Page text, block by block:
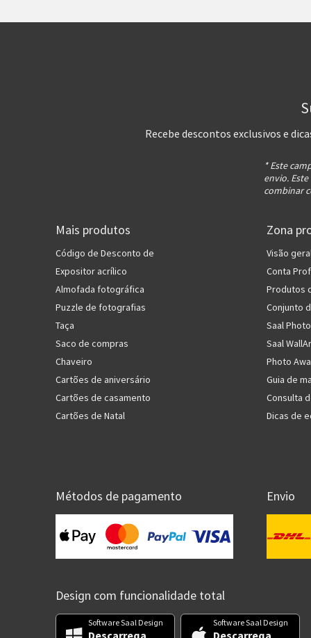
Recebe descontos exclusivos e
* Este
envio.
combinar
Mais produtos
Código de Desconto de
Expositor acrílico
Almofada fotográfica
Puzzle de fotografias
Taça
Saco de compras
Chaveiro
Cartões de aniversário
Cartões de casamento
Cartões de Natal
Zona
Visão
Conta
Produtos
Conjunto
Saal
Saal
Photo
Guia de
Consulta
Dicas de
Métodos de pagamento Envio
Design com funcionalidade total
Software Saal Design Software Saal Design